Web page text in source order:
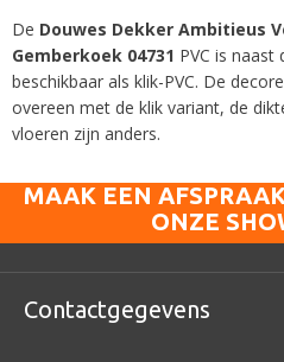
De Douwes Dekker Ambitieus
Gemberkoek 04731 PVC is
beschikbaar als klik-PVC. De
overeen met de klik variant, de
vloeren zijn anders.
MAAK EEN
ONZE
Contactgegevens